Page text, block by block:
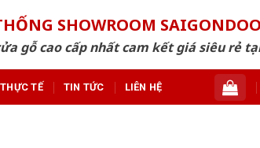
SHOWROOM
gỗ cao cấp nhất cam kết giá siêu rẻ
TẾ TIN TỨC LIÊN HỆ